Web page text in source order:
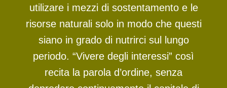
utilizare i mezzi di sostentamento e le
risorse naturali solo in modo che questi
siano in grado di nutrirci sul lungo
periodo. “Vivere degli interessi” così
recita la parola d’ordine, senza